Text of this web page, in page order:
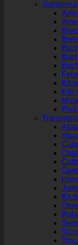
Kit
Kits
Kit